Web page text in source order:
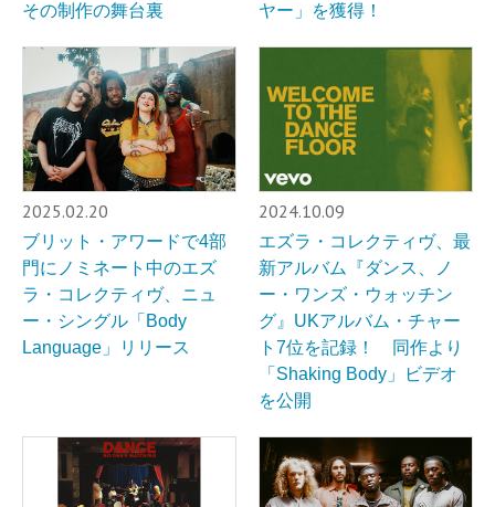
その制作の舞台裏
ヤー」を獲得！
2025.02.20
ブリット・アワードで4部
門にノミネート中のエズ
ラ・コレクティヴ、ニュ
ー・シングル「Body
Language」リリース
2024.10.09
エズラ・コレクティヴ、最
新アルバム『ダンス、ノ
ー・ワンズ・ウォッチン
グ』UKアルバム・チャー
ト7位を記録！ 同作より
「Shaking Body」ビデオ
を公開